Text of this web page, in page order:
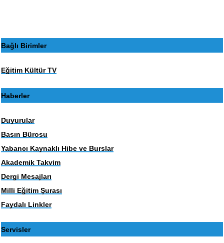
Bağlı Birimler
Eğitim Kültür TV
Haberler
Duyurular
Basın Bürosu
Yabancı Kaynaklı Hibe ve Burslar
Akademik Takvim
Dergi Mesajları
Milli Eğitim Şurası
Faydalı Linkler
Servisler